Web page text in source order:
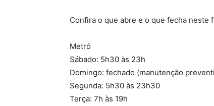
Confira o que abre e o que fecha neste
Metrô
Sábado: 5h30 às 23h
Domingo: fechado (manutenção
Segunda: 5h30 às 23h30
Terça: 7h às 19h